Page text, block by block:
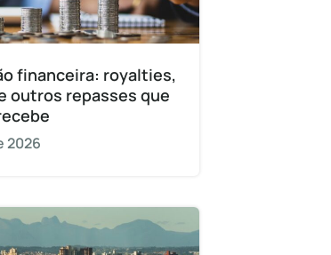
financeira: royalties,
outros repasses que
2026